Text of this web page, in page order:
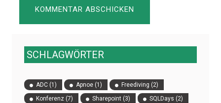
SCHLAGWÖRTER
ADC (1) Apnoe (1) Freediving (2)
Konferenz (7) Sharepoint (3) SQLDays (2)